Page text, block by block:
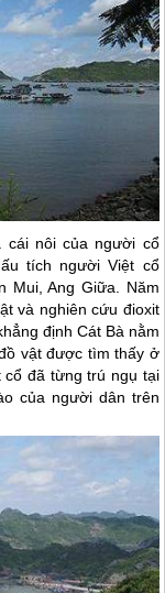
cái nôi của người cổ
tích người Việt cổ
Mui, Ang Giữa. Năm
và nghiên cứu đioxit
định Cát Bà nằm
vật được tìm thấy ở
đã từng trú ngụ tại
của người dân trên